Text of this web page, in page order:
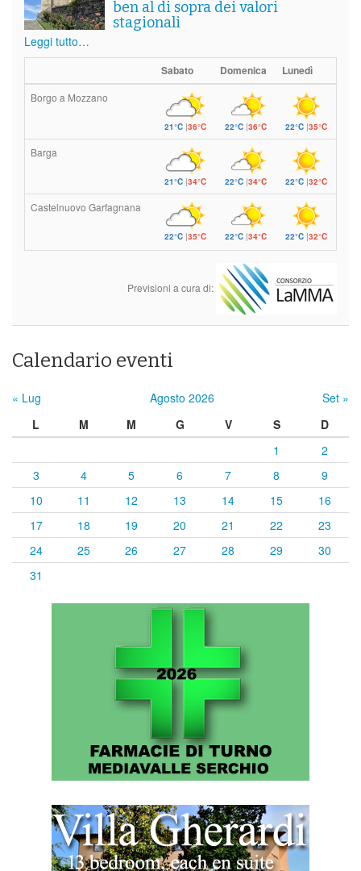
ben al di sopra dei valori
stagionali
Leggi tutto…
Sabato Domenica Lunedì
Borgo a Mozzano
21°C|36°C 22°C|36°C 22°C |35°C
Barga
21°C|34°C 22°C|34°C 22°C |32°C
Castelnuovo Garfagnana
22°C|35°C 22°C|34°C 22°C |32°C
Previsioni a cura di:
Calendario eventi
« Lug Agosto 2026
Set »
L
M M G V S
D
1
2
3
4 5 6 7 8
9
10
11 12 13 14 15
16
17
18 19 20 21 22
23
24
25 26 27 28 29
30
31